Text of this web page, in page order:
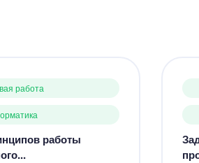
работа
работы